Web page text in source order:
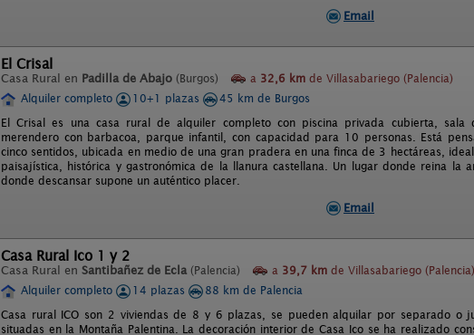
Email
El Crisal
Casa Rural en Padilla de Abajo (Burgos) a 32,6 km de Villasabariego (Palencia)
Alquiler completo
10+1 plazas
45 km de Burgos
El Crisal es una casa rural de alquiler completo con piscina privada cubierta, sala
merendero con barbacoa, parque infantil, con capacidad para 10 personas. Está
cinco sentidos, ubicada en medio de una gran pradera en una finca de 3 hectáreas,
paisajística, histórica y gastronómica de la llanura castellana. Un lugar donde reina la
donde descansar supone un auténtico placer.
Email
Casa Rural Ico 1 y 2
Casa Rural en Santibañez de Ecla (Palencia) a 39,7 km de Villasabariego (Palencia)
Alquiler completo
14 plazas
88 km de Palencia
Casa rural ICO son 2 viviendas de 8 y 6 plazas, se pueden alquilar por separado o
situadas en la Montaña Palentina. La decoración interior de Casa Ico se ha realizado